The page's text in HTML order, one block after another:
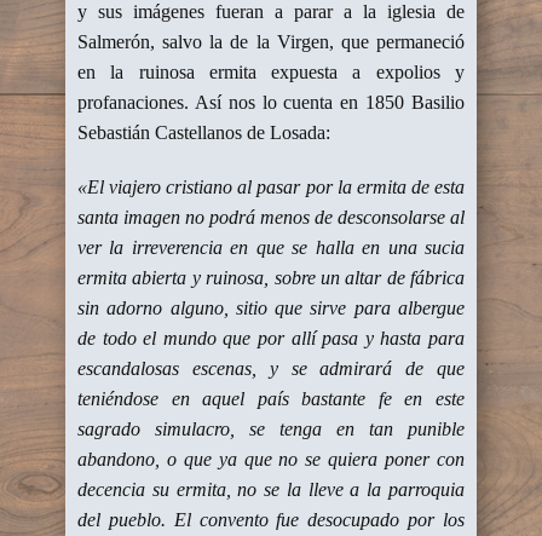
y sus imágenes fueran a parar a la iglesia de
Salmerón, salvo la de la Virgen, que permaneció
en la ruinosa ermita expuesta a expolios y
profanaciones. Así nos lo cuenta en 1850 Basilio
Sebastián Castellanos de Losada:
«El viajero cristiano al pasar por la ermita de esta
santa imagen no podrá menos de desconsolarse al
ver la irreverencia en que se halla en una sucia
ermita abierta y ruinosa, sobre un altar de fábrica
sin adorno alguno, sitio que sirve para albergue
de todo el mundo que por allí pasa y hasta para
escandalosas escenas, y se admirará de que
teniéndose en aquel país bastante fe en este
sagrado simulacro, se tenga en tan punible
abandono, o que ya que no se quiera poner con
decencia su ermita, no se la lleve a la parroquia
del pueblo. El convento fue desocupado por los